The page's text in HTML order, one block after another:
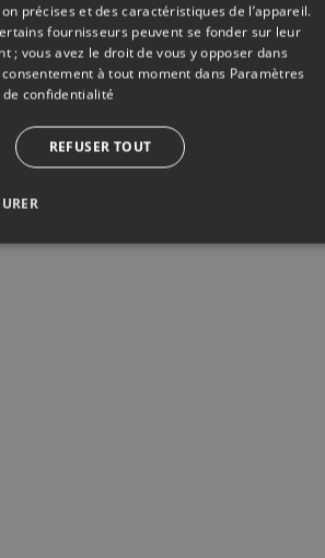
précises et des caractéristiques de l’appareil.
fournisseurs peuvent se fonder sur leur
vous avez le droit de vous y opposer dans
à tout moment dans Paramètres
de confidentialité
REFUSER TOUT